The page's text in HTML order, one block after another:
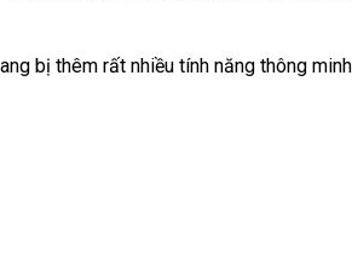
bị thêm rất nhiều tính năng thông